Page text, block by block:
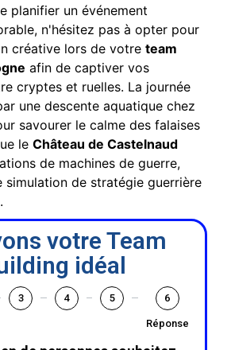
planifier un événement
n'hésitez pas à opter pour
créative lors de votre team
afin de captiver vos
cryptes et ruelles. La journée
une descente aquatique chez
savourer le calme des falaises
le Château de Castelnaud
de machines de guerre,
simulation de stratégie guerrière
votre Team
idéal
3 4 5 6
Réponse